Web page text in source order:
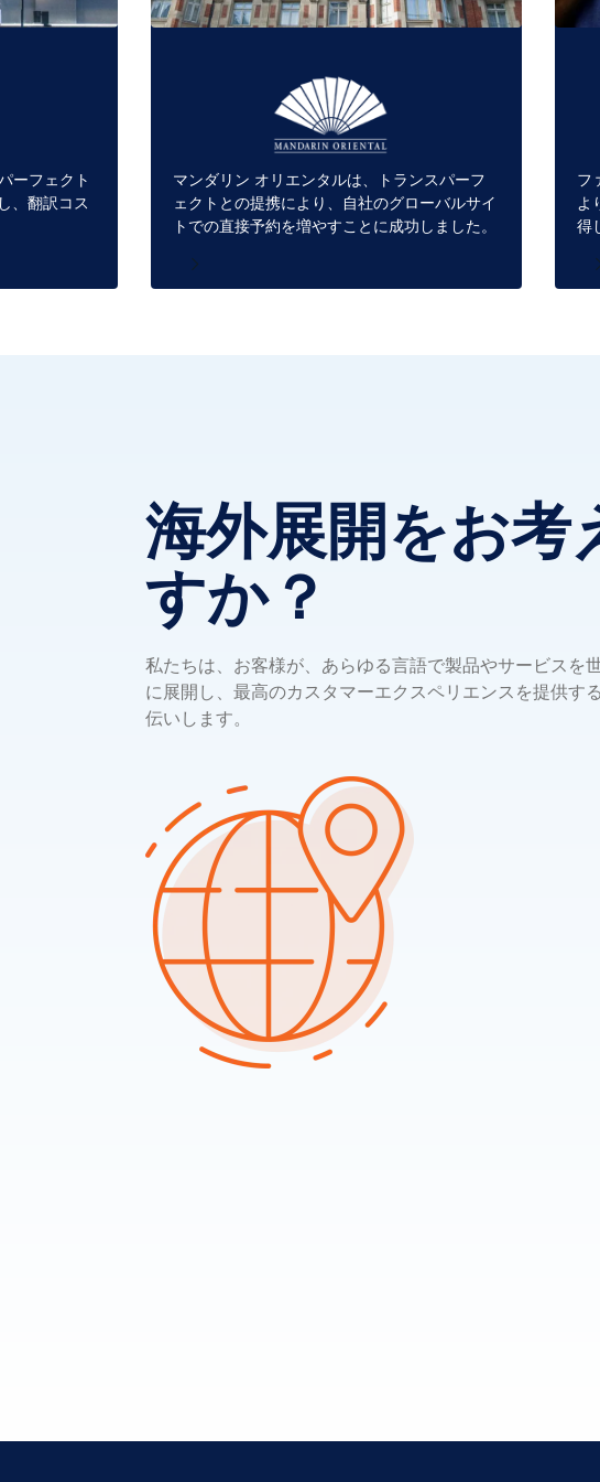
ーフェクト
、翻訳コス
マンダリン オリエンタルは、トランスパーフ
ェクトとの提携により、自社のグローバルサイ
トでの直接予約を増やすことに成功しました。
フ
よ
得
海外展開をお考
すか？
私たちは、お客様が、あらゆる言語で製品やサービスを
に展開し、最高のカスタマーエクスペリエンスを提供す
伝いします。